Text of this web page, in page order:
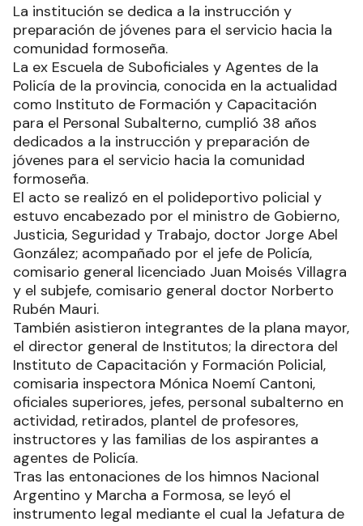
La institución se dedica a la instrucción y
preparación de jóvenes para el servicio hacia la
comunidad formoseña.
La ex Escuela de Suboficiales y Agentes de la
Policía de la provincia, conocida en la actualidad
como Instituto de Formación y Capacitación
para el Personal Subalterno, cumplió 38 años
dedicados a la instrucción y preparación de
jóvenes para el servicio hacia la comunidad
formoseña.
El acto se realizó en el polideportivo policial y
estuvo encabezado por el ministro de Gobierno,
Justicia, Seguridad y Trabajo, doctor Jorge Abel
González; acompañado por el jefe de Policía,
comisario general licenciado Juan Moisés Villagra
y el subjefe, comisario general doctor Norberto
Rubén Mauri.
También asistieron integrantes de la plana mayor,
el director general de Institutos; la directora del
Instituto de Capacitación y Formación Policial,
comisaria inspectora Mónica Noemí Cantoni,
oficiales superiores, jefes, personal subalterno en
actividad, retirados, plantel de profesores,
instructores y las familias de los aspirantes a
agentes de Policía.
Tras las entonaciones de los himnos Nacional
Argentino y Marcha a Formosa, se leyó el
instrumento legal mediante el cual la Jefatura de